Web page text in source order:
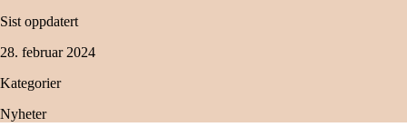
Sist oppdatert
28. februar 2024
Kategorier
Nyheter